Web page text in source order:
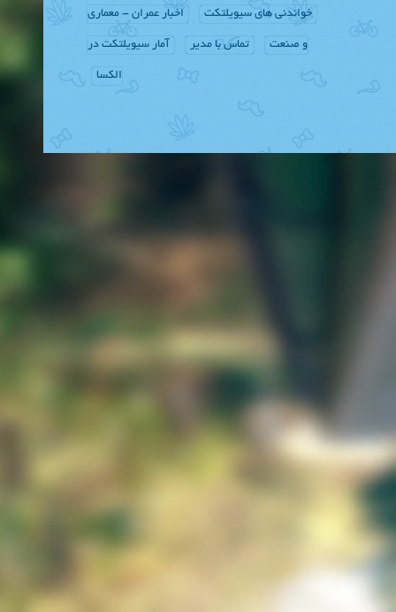
خواندنی های سیویلتکت اخبار عمران - معماری
و صنعت تماس با مدیر آمار سیویلتکت در
الکسا